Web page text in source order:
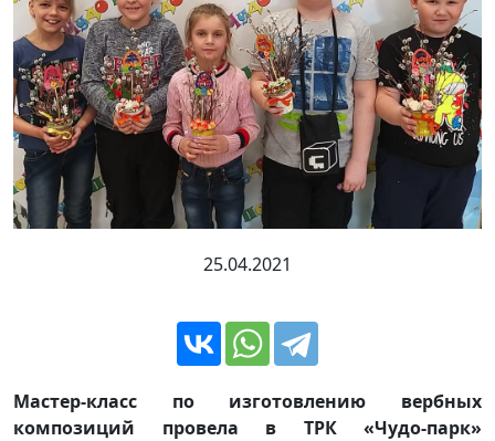
25.04.2021
Мастер-класс по изготовлению вербных
композиций провела в ТРК «Чудо-парк»